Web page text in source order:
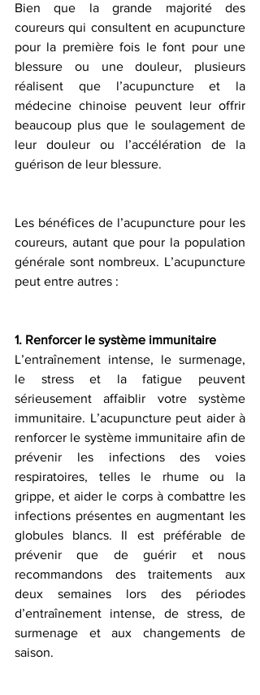
Bien que la grande majorité des
coureurs qui consultent en acupuncture
pour la première fois le font pour une
blessure ou une douleur, plusieurs
réalisent que l’acupuncture et la
médecine chinoise peuvent leur offrir
beaucoup plus que le soulagement de
leur douleur ou l’accélération de la
guérison de leur blessure.
Les bénéfices de l’acupuncture pour les
coureurs, autant que pour la population
générale sont nombreux. L’acupuncture
peut entre autres :
1. Renforcer le système immunitaire
L’entraînement intense, le surmenage,
le stress et la fatigue peuvent
sérieusement affaiblir votre système
immunitaire. L’acupuncture peut aider à
renforcer le système immunitaire afin de
prévenir les infections des voies
respiratoires, telles le rhume ou la
grippe, et aider le corps à combattre les
infections présentes en augmentant les
globules blancs. Il est préférable de
prévenir que de guérir et nous
recommandons des traitements aux
deux semaines lors des périodes
d’entraînement intense, de stress, de
surmenage et aux changements de
saison.